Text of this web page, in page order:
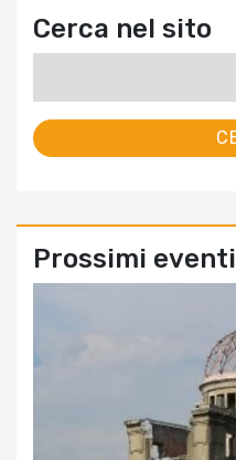
Cerca nel sito
Prossimi eventi